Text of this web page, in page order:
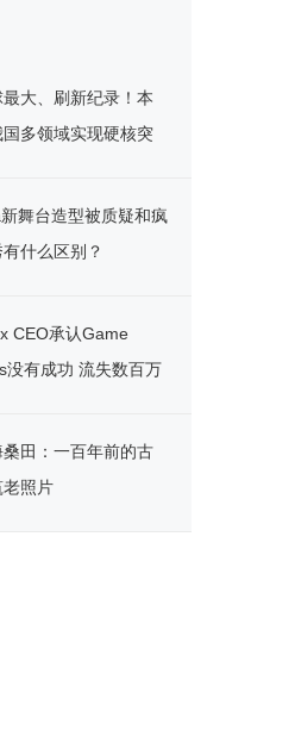
大、刷新纪录！本
国多领域实现硬核突
舞台造型被质疑和疯
什么区别？
CEO承认Game
没有成功 流失数百万
桑田：一百年前的古
老照片